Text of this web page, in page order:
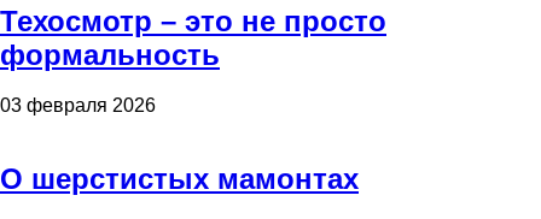
Техосмотр – это не просто
формальность
03 февраля 2026
О шерстистых мамонтах